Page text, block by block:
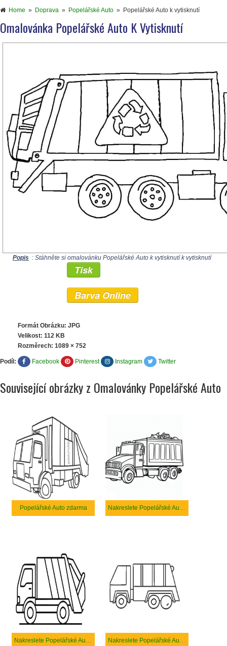
Home » Doprava » Popelářské Auto » Popelářské Auto k vytisknutí
Omalovánka Popelářské Auto K Vytisknutí
Popis : Stáhněte si omalovánku Popelářské Auto k vytisknutí k vytisknutí
Tisk
Barva Online
Formát Obrázku: JPG
Velikost: 112 KB
Rozměrech: 1089 × 752
Podíl: Facebook Pinterest Instagram Twitter
Související obrázky z Omalovánky Popelářské Auto
Popelářské Auto zdarma Nakreslete Popelářské Auto základní
Nakreslete Popelářské Auto zdarma prostý tisknutelné Nakreslete Popelářské Auto snadný tisknutelné